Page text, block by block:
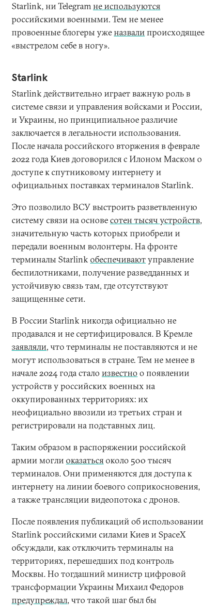
Starlink, ни Telegramне используются
российскими военными. Тем не менее
провоенные блогеры уженазвалипроисходящее
«выстрелом себе в ногу».
Starlink
Starlink действительно играет важную роль в
системе связи и управления войсками и России,
и Украины, но принципиальное различие
заключается в легальности использования.
После начала российского вторжения в феврале
2022 года Киев договорился с Илоном Маском о
доступе к спутниковому интернету и
официальных поставках терминалов Starlink.
Это позволило ВСУ выстроить разветвленную
систему связи на основесотен тысяч устройств,
значительную часть которых приобрели и
передали военным волонтеры. На фронте
терминалы Starlinkобеспечиваютуправление
беспилотниками, получение разведданных и
устойчивую связь там, где отсутствуют
защищенные сети.
В России Starlink никогда официально не
продавался и не сертифицировался. В Кремле
заявляли, что терминалы не поставляются и не
могут использоваться в стране. Тем не менее в
начале 2024 года стало известно о появлении
устройств у российских военных на
оккупированных территориях: их
неофициально ввозили из третьих стран и
регистрировали на подставных лиц.
Таким образом в распоряжении российской
армии моглиоказатьсяоколо 500 тысяч
терминалов. Они применяются для доступа к
интернету на линии боевого соприкосновения,
а также трансляции видеопотока с дронов.
После появления публикаций об использовании
Starlink российскими силами Киев и SpaceX
обсуждали, как отключить терминалы на
территориях, перешедших под контроль
Москвы. Но тогдашний министр цифровой
трансформации Украины Михаил Федоров
предупреждал, что такой шаг был бы